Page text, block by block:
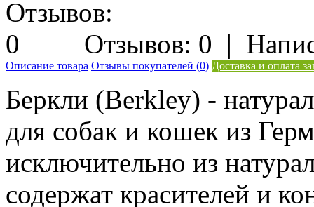
Отзывов: 0 |
Описание товара Отзывы покупателей (0) Доставка и оплата
Беркли (Berkley) -
для собак и кошек из
исключительно из
содержат красителей и